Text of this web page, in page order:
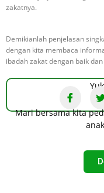
zakatnya.
Demikianlah penjelasan
dengan kita membaca
ibadah zakat dengan baik
Mari bersama kita